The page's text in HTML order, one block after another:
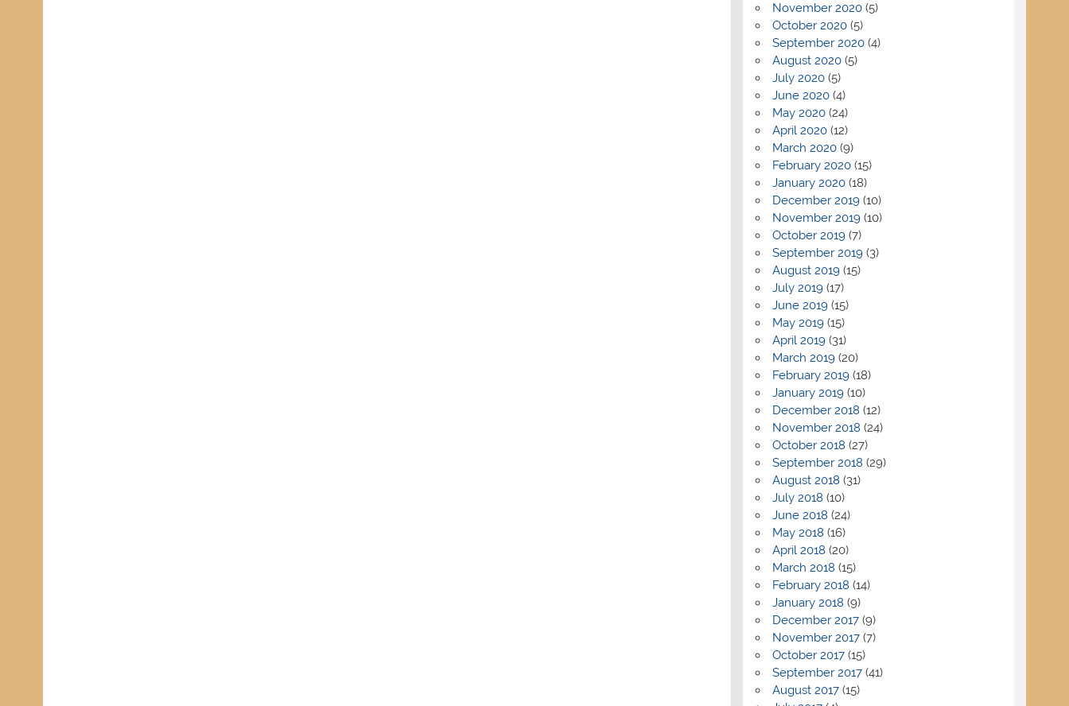
November 2020(5)
October 2020(5)
September 2020(4)
August 2020(5)
July 2020(5)
June 2020(4)
May 2020(24)
April 2020(12)
March 2020(9)
February 2020(15)
January 2020(18)
December 2019(10)
November 2019(10)
October 2019(7)
September 2019(3)
August 2019(15)
July 2019(17)
June 2019(15)
May 2019(15)
April 2019(31)
March 2019(20)
February 2019(18)
January 2019(10)
December 2018 (12)
November 2018 (24)
October 2018 (27)
September 2018 (29)
August 2018 (31)
July 2018 (10)
June 2018 (24)
May 2018 (16)
April 2018 (20)
March 2018 (15)
February 2018 (14)
January 2018 (9)
December 2017(9)
November 2017(7)
October 2017(15)
September 2017(41)
August 2017(15)